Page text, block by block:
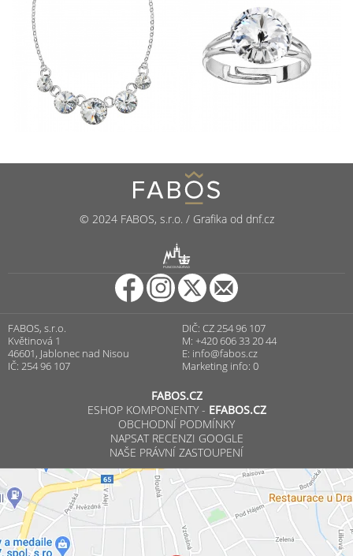
© 2024 FABOS, s.r.o. / Grafika od dnf.cz
PUNCOVNÍ ÚŘAD
FABOS, s.r.o.
Květinová 1
46601, Jablonec nad Nisou
IČ: 254 96 107
DIČ: CZ 254 96 107
M: +420 606 33 20 44
E: info@fabos.cz
Marketing info: 0
FABOS.CZ
ESHOP KOMPONENTY - EFABOS.CZ
OBCHODNÍ PODMÍNKY
NAPSAT RECENZI GOOGLE
NAŠE PRÁVNÍ ZASTOUPENÍ